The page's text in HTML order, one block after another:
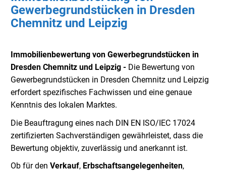
Gewerbegrundstücken in Dresden
Chemnitz und Leipzig
Immobilienbewertung von Gewerbegrundstücken in
Dresden Chemnitz und Leipzig - Die Bewertung von
Gewerbegrundstücken in Dresden Chemnitz und Leipzig
erfordert spezifisches Fachwissen und eine genaue
Kenntnis des lokalen Marktes.
Die Beauftragung eines nach DIN EN ISO/IEC 17024
zertifizierten Sachverständigen gewährleistet, dass die
Bewertung objektiv, zuverlässig und anerkannt ist.
Ob für den Verkauf, Erbschaftsangelegenheiten,